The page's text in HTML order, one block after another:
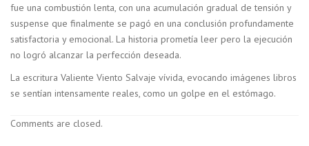
fue una combustión lenta, con una acumulación gradual de tensión y
suspense que finalmente se pagó en una conclusión profundamente
satisfactoria y emocional. La historia prometía leer pero la ejecución
no logró alcanzar la perfección deseada.
La escritura Valiente Viento Salvaje vívida, evocando imágenes libros
se sentían intensamente reales, como un golpe en el estómago.
Comments are closed.